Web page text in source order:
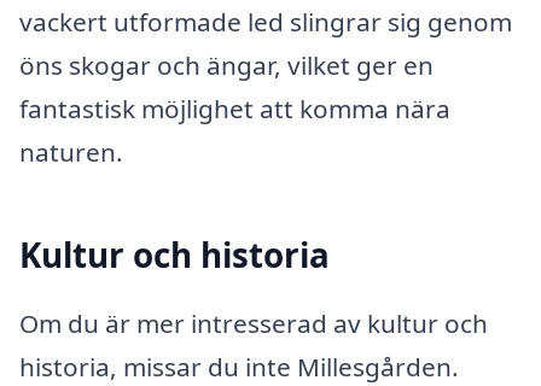
vackert utformade led slingrar sig genom
öns skogar och ängar, vilket ger en
fantastisk möjlighet att komma nära
naturen.
Kultur och historia
Om du är mer intresserad av kultur och
historia, missar du inte Millesgården.